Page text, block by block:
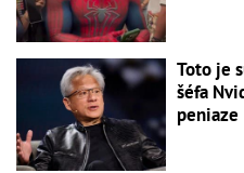
Toto je
šéfa
peniaze